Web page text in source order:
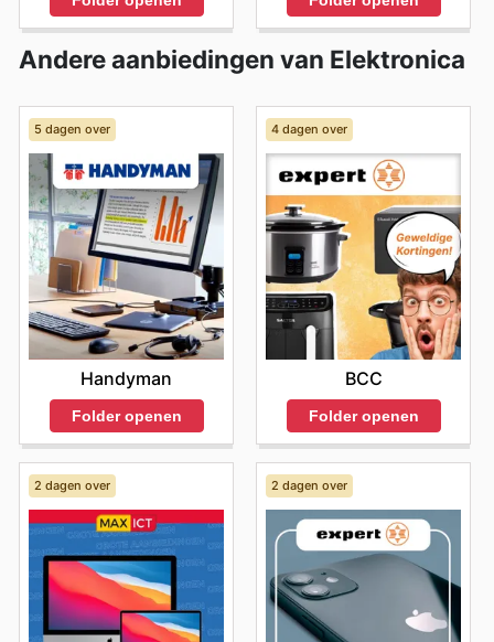
Andere aanbiedingen van Elektronica
5 dagen over
Handyman
Folder openen
4 dagen over
BCC
Folder openen
2 dagen over 2 dagen over